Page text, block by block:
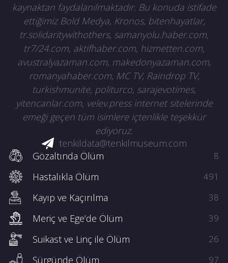
kaynaktan faydalanılmaktadır. Bu konuda istifade
ettiğimiz Bold Medya, Kronos, bitenhayatlar,
tr.solidaritywithothers, samanyolu.haber.com,
tr7/24.com, aktifhaber.com, hizmetten.com,
avustralyazaman.com, makedonyazaman.com,
romanyahaber.com, MC TV, Raindrop TV,
turkishmunite, politurco, sarajevotimes,
yitencanlar.com, velev.press internet sitelerinde
emeği geçen tüm isimlere içtenlikle teşekkür
ediyoruz.
tenkildata@tenkilmuseum.com
Gözaltında Ölüm
8
Hastalıkla Ölüm 491
Kayıp ve Kaçırılma 38
Meriç ve Ege’de Ölüm 39
Suikast ve Linç ile Ölüm 26
Sürgünde Ölüm 97